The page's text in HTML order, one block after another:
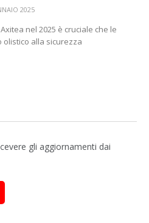
2025
nel 2025 è cruciale che le
alla sicurezza
gli aggiornamenti dai